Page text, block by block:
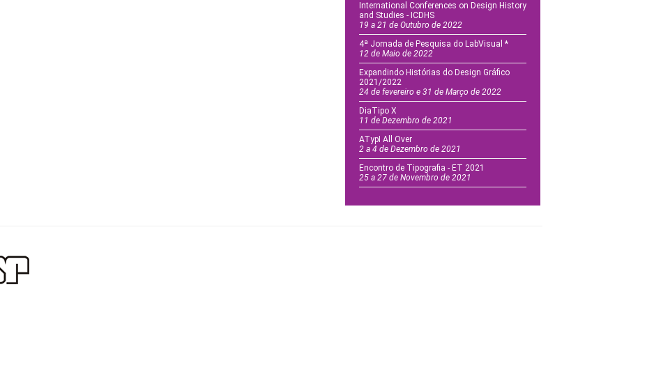
International Conferences on Design History
and Studies - ICDHS
19 a 21 de Outubro de 2022
4ª Jornada de Pesquisa do LabVisual *
12 de Maio de 2022
Expandindo Histórias do Design Gráfico
2021/2022
24 de fevereiro e 31 de Março de 2022
DiaTipo X
11 de Dezembro de 2021
ATypI All Over
2 a 4 de Dezembro de 2021
Encontro de Tipografia - ET 2021
25 a 27 de Novembro de 2021